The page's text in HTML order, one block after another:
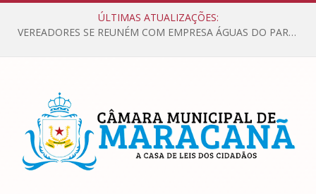
ÚLTIMAS ATUALIZAÇÕES:
VEREADORES SE REUNÉM COM EMPRESA ÁGUAS DO PARÁ, PARA APRESENTAR REIVINDICAÇÕES E MELHORIAS NA QUALIDADE DOS SERVIÇOS OFERECIDOS Á POPULAÇÃO.